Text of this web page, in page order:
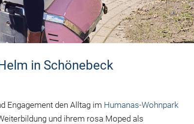
in Schönebeck
Engagement den Alltag im Humanas-Wohnpark
und ihrem rosa Moped als